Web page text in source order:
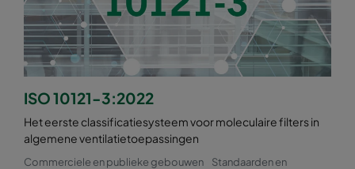
ISO 10121-3:2022
Het eerste classificatiesysteem voor moleculaire filters in
algemene ventilatietoepassingen
Commerciele en publieke gebouwen
Standaarden en